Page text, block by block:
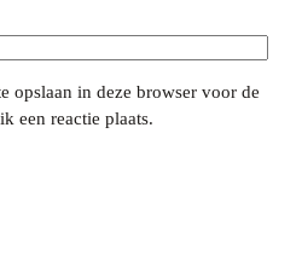
opslaan in deze browser voor de
een reactie plaats.